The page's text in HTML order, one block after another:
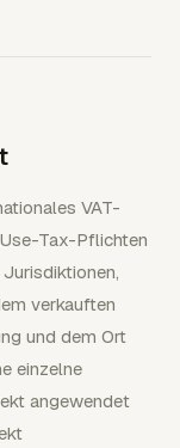
VAT-
Tax-Pflichten
verkauften
und dem Ort
einzelne
angewendet